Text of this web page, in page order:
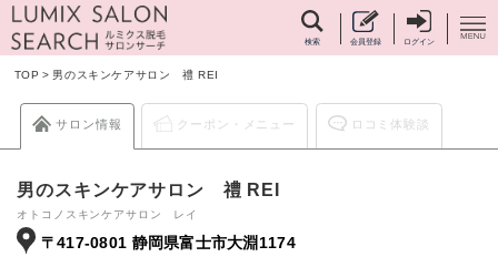
検索 会員登録 ログイン
TOP > 男のスキンケアサロン 禮 REI
サロン情報 クーポン・メニュー ロコミ体験談
男のスキンケアサロン 禮 REI
オトコノスキンケアサロン レイ
〒417-0801 静岡県富士市大淵1174